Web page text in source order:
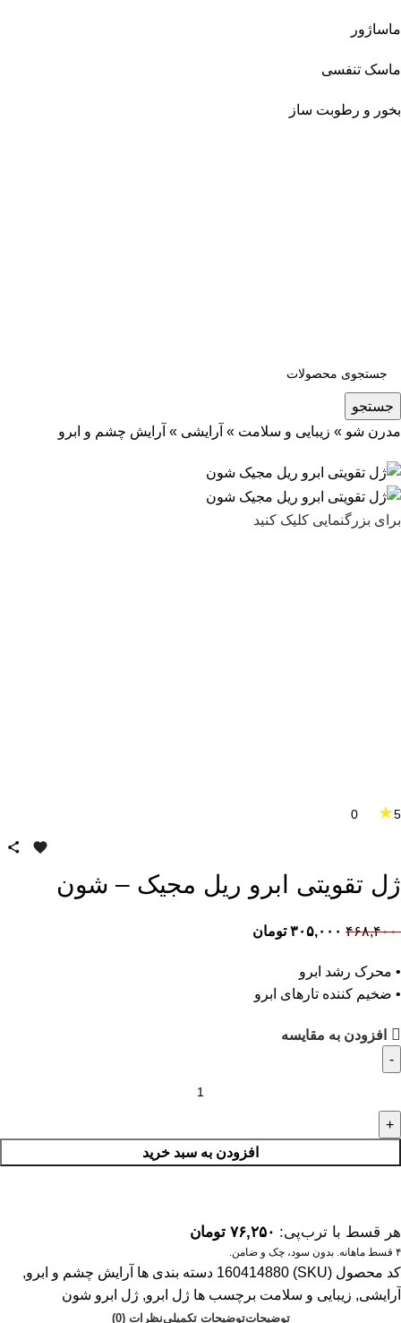
ماساژور
ماسک تنفسی
بخور و رطوبت ساز
جستجو
مدرن شو » زیبایی و سلامت » آرایشی » آرایش چشم و ابرو
برای بزرگنمایی کلیک کنید
5
★
ژل تقویتی ابرو ریل مجیک – شون
۴۶۸,۴۰۰ ۳۰۵,۰۰۰ تومان
• محرک رشد ابرو
• ضخیم کننده تارهای ابرو
افزودن به مقایسه
افزودن به سبد خرید
هر قسط با ترب‌پی: ۷۶,۲۵۰ تومان
۴ قسط ماهانه. بدون سود، چک و ضامن.
کد محصول (SKU) 160414880 دسته بندی ها آرایش چشم و ابرو,
آرایشی, زیبایی و سلامت برچسب ها ژل ابرو, ژل ابرو شون
توضیحاتتوضیحات تکمیلینظرات (0)